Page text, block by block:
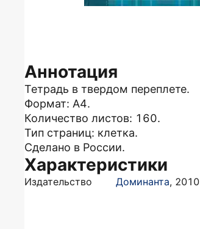
Аннотация
Тетрадь в твердом переплете.
Формат: А4.
Количество листов: 160.
Тип страниц: клетка.
Сделано в России.
Характеристики
Издательство Доминанта, 2010